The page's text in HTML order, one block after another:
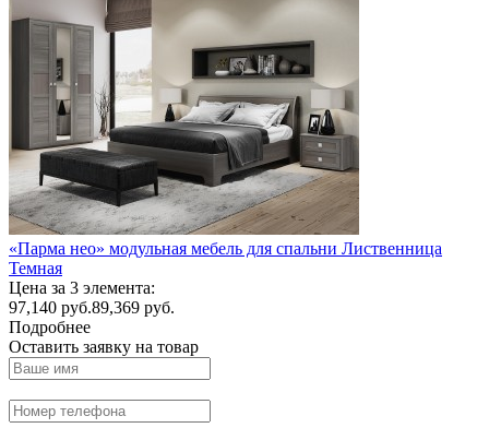
«Парма нео» модульная мебель для спальни Лиственница
Темная
Цена за 3 элемента:
97,140 руб.89,369 руб.
Подробнее
Оставить заявку на товар